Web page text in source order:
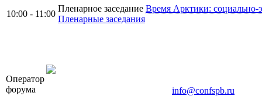
10:00 - 11:00
Пленарное заседание Время Арктики: социально-
Пленарные заседания
Оператор
форума
info@confspb.ru